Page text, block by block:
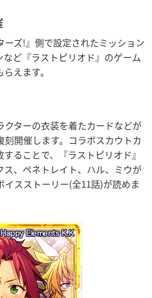
ズ!』側で設定されたミッション
ど『ラストピリオド』のゲーム
えます。
クターの衣装を着たカードなどが
開催します。コラボスカウトカ
ることで、『ラストピリオド』
、ペネトレイト、ハル、ミウが
スストーリー(全11話)が読めま